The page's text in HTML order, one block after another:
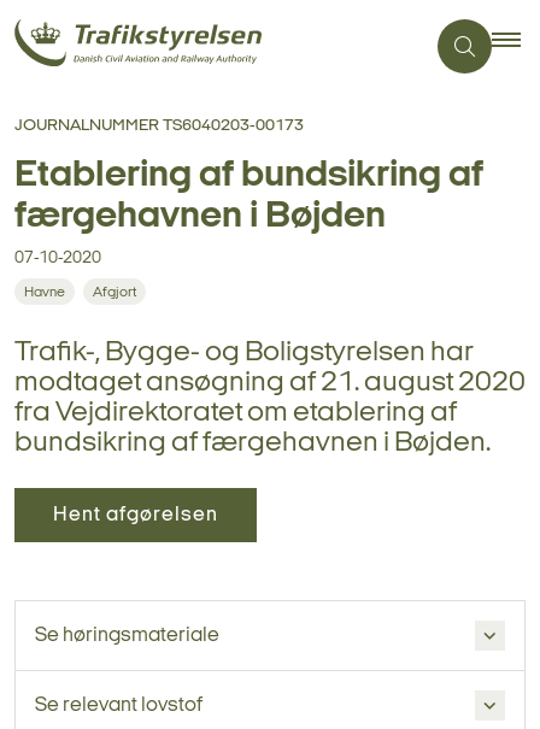
JOURNALNUMMER TS6040203-00173
Etablering af bundsikring af
færgehavnen i Bøjden
07-10-2020
Havne Afgjort
Trafik-, Bygge- og Boligstyrelsen har
modtaget ansøgning af 21. august 2020
fra Vejdirektoratet om etablering af
bundsikring af færgehavnen i Bøjden.
Hent afgørelsen
Se høringsmateriale
Se relevant lovstof